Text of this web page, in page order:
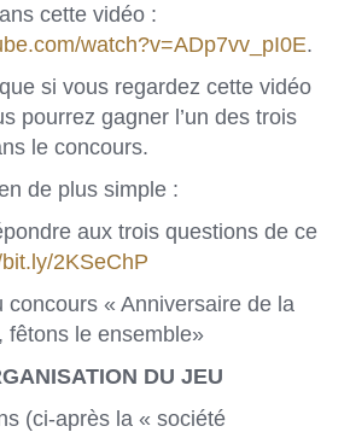
cette vidéo :
watch?v=ADp7vv_pI0E.
si vous regardez cette vidéo
pourrez gagner l’un des trois
le concours.
de plus simple :
aux trois questions de ce
2KSeChP
concours « Anniversaire de la
fêtons le ensemble»
DU JEU
(ci-après la « société